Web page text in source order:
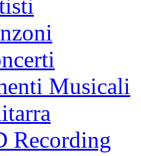
Musicali
Recording